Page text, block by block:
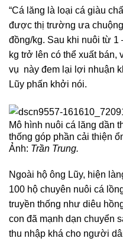
“Cá lăng là loại cá giàu
được thị trường ưa
đồng/kg. Sau khi nuôi từ 1
kg trở lên có thể xuất
vụ này đem lại lợi nhuận
Lũy phấn khởi nói.
Mô hình nuôi cá lăng dần
thống góp phần cải thiện
Ảnh: Trần Trung.
Ngoài hộ ông Lũy, hiện
100 hộ chuyên nuôi cá
truyền thống như diêu
con đã mạnh dạn chuyển
thu nhập khá cho người